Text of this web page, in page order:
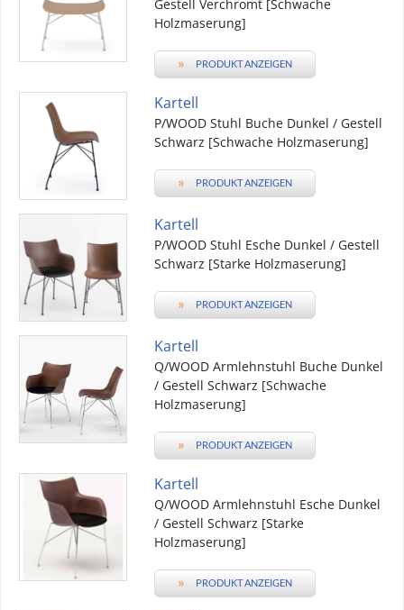
Gestell Verchromt [Schwache
Holzmaserung]
» PRODUKT ANZEIGEN
Kartell
P/WOOD Stuhl Buche Dunkel / Gestell
Schwarz [Schwache Holzmaserung]
» PRODUKT ANZEIGEN
Kartell
P/WOOD Stuhl Esche Dunkel / Gestell
Schwarz [Starke Holzmaserung]
» PRODUKT ANZEIGEN
Kartell
Q/WOOD Armlehnstuhl Buche Dunkel
/ Gestell Schwarz [Schwache
Holzmaserung]
» PRODUKT ANZEIGEN
Kartell
Q/WOOD Armlehnstuhl Esche Dunkel
/ Gestell Schwarz [Starke
Holzmaserung]
» PRODUKT ANZEIGEN